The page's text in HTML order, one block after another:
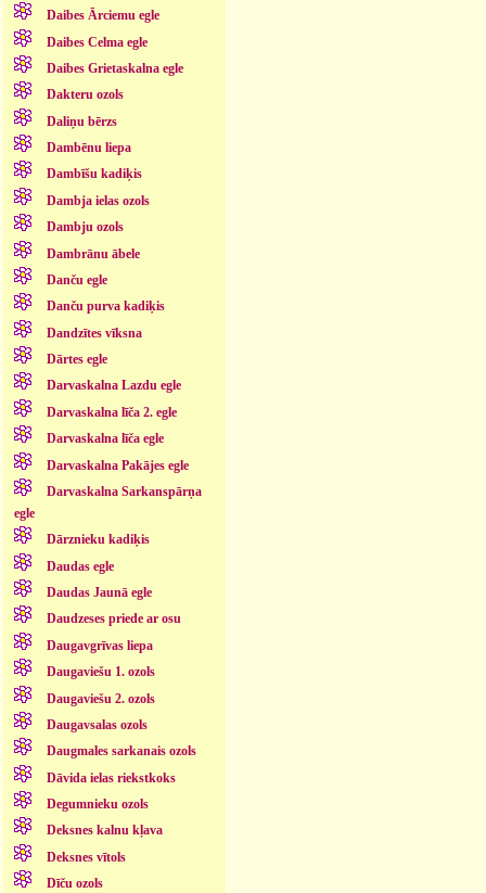
Daibes Ārciemu egle
Daibes Celma egle
Daibes Grietaskalna egle
Dakteru ozols
Daliņu bērzs
Dambēnu liepa
Dambīšu kadiķis
Dambja ielas ozols
Dambju ozols
Dambrānu ābele
Danču egle
Danču purva kadiķis
Dandzītes vīksna
Dārtes egle
Darvaskalna Lazdu egle
Darvaskalna līča 2. egle
Darvaskalna līča egle
Darvaskalna Pakājes egle
Darvaskalna Sarkanspārņa
egle
Dārznieku kadiķis
Daudas egle
Daudas Jaunā egle
Daudzeses priede ar osu
Daugavgrīvas liepa
Daugaviešu 1. ozols
Daugaviešu 2. ozols
Daugavsalas ozols
Daugmales sarkanais ozols
Dāvida ielas riekstkoks
Degumnieku ozols
Deksnes kalnu kļava
Deksnes vītols
Dīču ozols